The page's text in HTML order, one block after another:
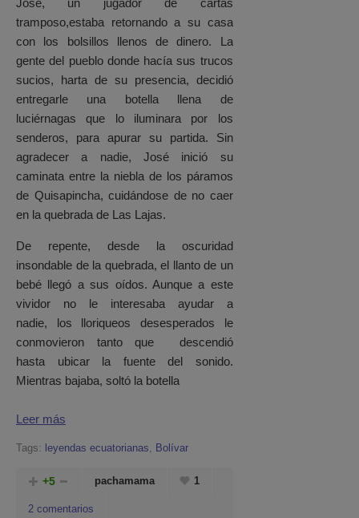
José, un jugador de cartas
tramposo,estaba retornando a su casa
con los bolsillos llenos de dinero. La
gente del pueblo donde hacía sus trucos
sucios, harta de su presencia, decidió
entregarle una botella llena de
luciérnagas que lo iluminara por los
senderos, para apurar su partida. Sin
agradecer a nadie, José inició su
caminata entre la niebla de los páramos
de Quisapincha, cuidándose de no caer
en la quebrada de Las Lajas.
De repente, desde la oscuridad
insondable de la quebrada, el llanto de un
bebé llegó a sus oídos. Aunque a este
vividor no le interesaba ayudar a
nadie, los lloriqueos desesperados le
conmovieron tanto que descendió
hasta ubicar la fuente del sonido.
Mientras bajaba, soltó la botella
Leer más
Tags: leyendas ecuatorianas, Bolívar
+5 pachamama 1
2 comentarios